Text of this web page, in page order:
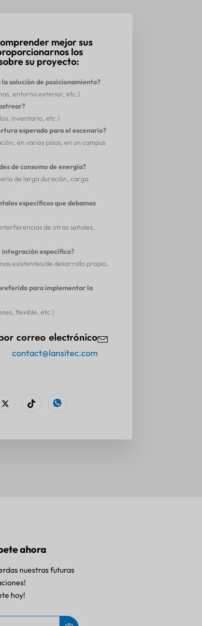
mejor sus
los
su proyecto:
solución de posicionamiento?
entorno exterior, etc.)
inventario, etc.)
esperado para el escenario?
en varios pisos, en un campus
de consumo de energía?
de larga duración, carga
específicos que debamos
de otras señales,
específico?
existentes/de desarrollo propio,
para implementar la
flexible, etc.)
correo electrónico
contact@lansitec.com
ahora
nuestras futuras
hoy!